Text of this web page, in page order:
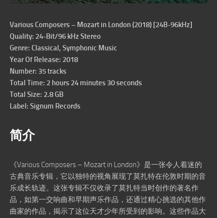
Various Composers – Mozart in London (2018) [24B-96kHz]
Quality: 24-Bit/96 kHz Stereo
Genre: Classical, Symphonic Music
Year Of Release: 2018
Number: 35 tracks
Total Time: 2 hours 24 minutes 30 seconds
Total Size: 2.8 GB
Label: Signum Records
简介
《Various Composers – Mozart in London》是一张令人着迷的
古典音乐专辑，它以独特的视角展现了莫扎特在伦敦时期的音
乐成长轨迹。这张专辑不仅收录了莫扎特当时创作的著名作
品，如第一交响曲和早期声乐作品，还通过精心挑选的其他作
曲家的作品，揭示了这位天才少年所受到的影响。这些作品大